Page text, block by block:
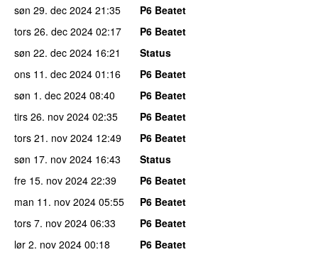
søn 29. dec 2024 21:35
P6 Beatet
tors 26. dec 2024 02:17
P6 Beatet
søn 22. dec 2024 16:21
Status
ons 11. dec 2024 01:16
P6 Beatet
søn 1. dec 2024 08:40
P6 Beatet
tirs 26. nov 2024 02:35
P6 Beatet
tors 21. nov 2024 12:49
P6 Beatet
søn 17. nov 2024 16:43
Status
fre 15. nov 2024 22:39
P6 Beatet
man 11. nov 2024 05:55
P6 Beatet
tors 7. nov 2024 06:33
P6 Beatet
lør 2. nov 2024 00:18
P6 Beatet